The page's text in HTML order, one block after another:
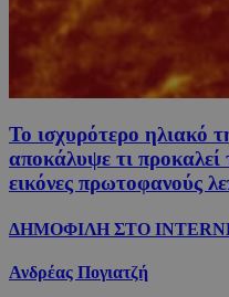
Το ισχυρότερο ηλιακό
αποκάλυψε τι προκαλεί
εικόνες πρωτοφανούς
ΔΗΜΟΦΙΛΗ ΣΤΟ
Ανδρέας Πογιατζή